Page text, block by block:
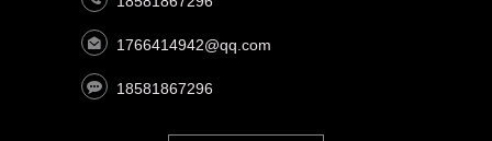
1766414942@qq.com
18581867296